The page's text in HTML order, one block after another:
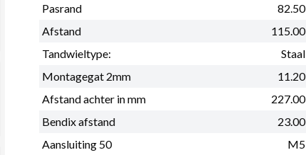
Pasrand
82.50
Afstand
115.00
Tandwieltype:
Staal
Montagegat 2mm
11.20
Afstand achter in mm
227.00
Bendix afstand
23.00
Aansluiting 50
M5